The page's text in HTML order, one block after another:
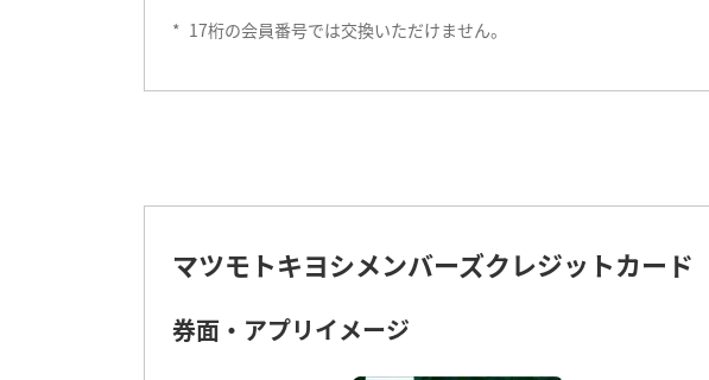
* 17桁の会員番号では交換いただけません。
マツモトキヨシメンバーズクレジットカード
券面・アプリイメージ